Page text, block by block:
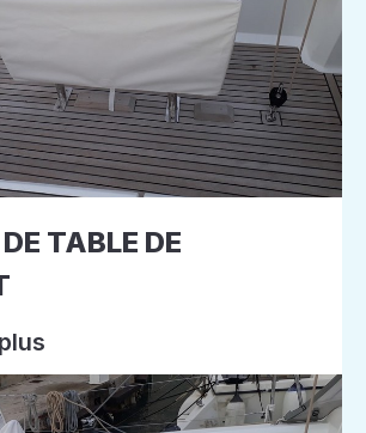
TABLE DE